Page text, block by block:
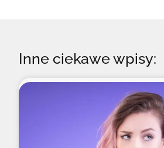
Inne ciekawe wpisy: